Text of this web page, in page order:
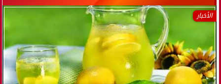
الأخبار